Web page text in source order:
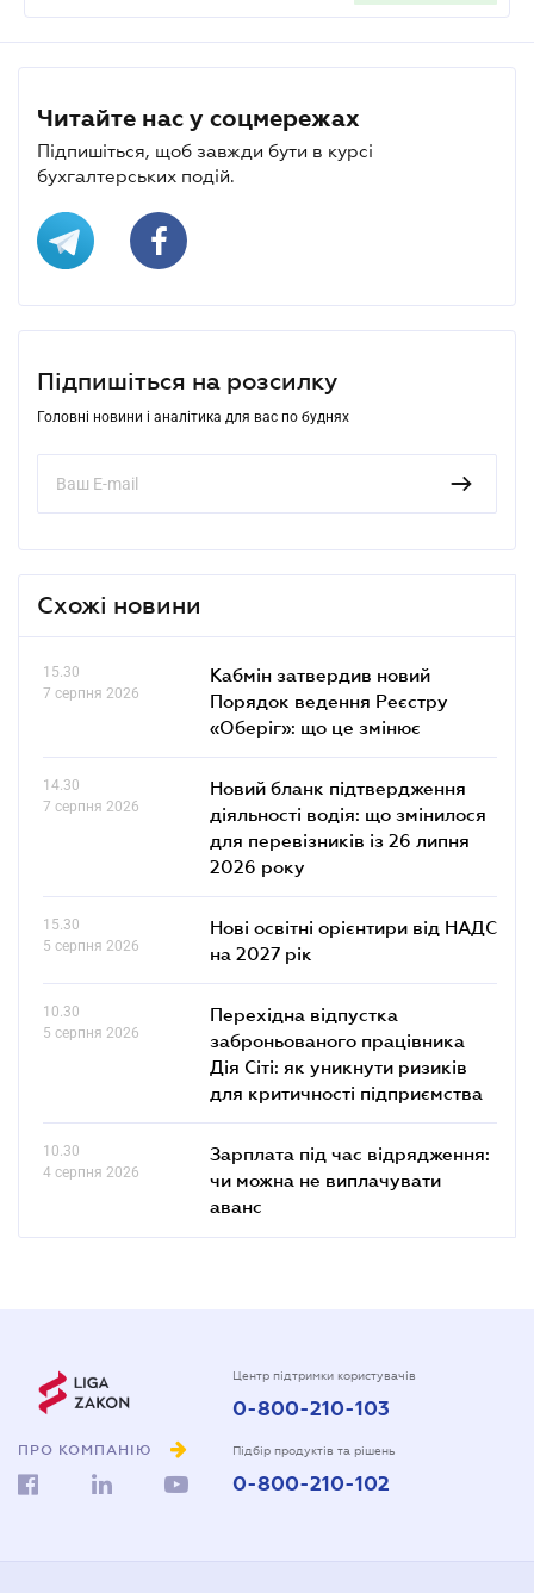
Читайте нас у соцмережах
Підпишіться, щоб завжди бути в курсі
бухгалтерських подій.
Підпишіться на розсилку
Головні новини і аналітика для вас по буднях
Схожі новини
15.30
7 серпня 2026
Кабмін затвердив новий
Порядок ведення Реєстру
«Оберіг»: що це змінює
14.30
7 серпня 2026
Новий бланк підтвердження
діяльності водія: що змінилося
для перевізників із 26 липня
2026 року
15.30
5 серпня 2026
Нові освітні орієнтири від НАДС
на 2027 рік
10.30
5 серпня 2026
Перехідна відпустка
заброньованого працівника
Дія Сіті: як уникнути ризиків
для критичності підприємства
10.30
4 серпня 2026
Зарплата під час відрядження:
чи можна не виплачувати
аванс
ПРО КОМПАНІЮ
Центр підтримки користувачів
0-800-210-103
Підбір продуктів та рішень
0-800-210-102